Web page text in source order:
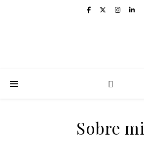
Sobre mi